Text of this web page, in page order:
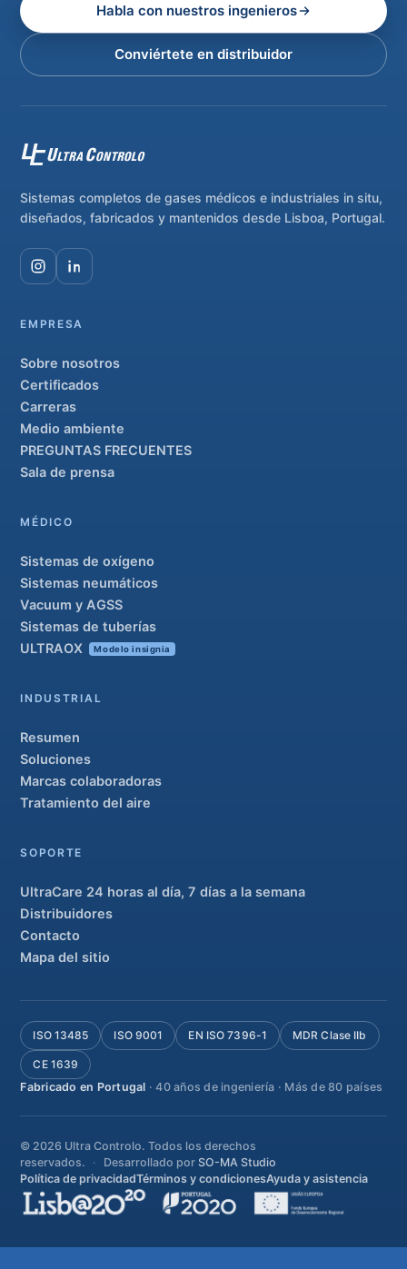
Habla con nuestros ingenieros
Conviértete en distribuidor
Sistemas completos de gases médicos e industriales in situ,
diseñados, fabricados y mantenidos desde Lisboa, Portugal.
EMPRESA
Sobre nosotros
Certificados
Carreras
Medio ambiente
PREGUNTAS FRECUENTES
Sala de prensa
MÉDICO
Sistemas de oxígeno
Sistemas neumáticos
Vacuum y AGSS
Sistemas de tuberías
ULTRAOX
Modelo insignia
INDUSTRIAL
Resumen
Soluciones
Marcas colaboradoras
Tratamiento del aire
SOPORTE
UltraCare 24 horas al día, 7 días a la semana
Distribuidores
Contacto
Mapa del sitio
ISO 13485 ISO 9001 EN ISO 7396-1 MDR Clase IIb
CE 1639
Fabricado en Portugal · 40 años de ingeniería · Más de 80 países
© 2026 Ultra Controlo. Todos los derechos
reservados.
Desarrollado porSO-MA Studio
Política de privacidadTérminos y condicionesAyuda y asistencia